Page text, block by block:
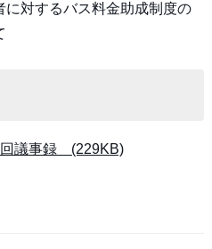
対するバス料金助成制度の
議事録 (229KB)